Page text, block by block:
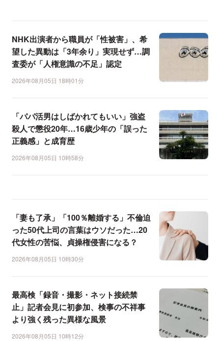
NHK出演者から職員が「性被害」、希
望した異動は「3年余り」実現せず…調
査委が「人権意識の不足」認定
2026年08月05日 18時01分
「パパ活男はしばかれてもいい」強盗
殺人で懲役20年…16歳少年の「誤った
正義感」と成育歴
2026年08月05日 10時58分
「妻も了承」「100％離婚する」不倫迫
った50代上司の言葉はウソだった…20
代女性の苦悩、貞操権侵害になる？
2026年08月05日 10時30分
最高検「録音・撮影・ネット接続禁
止」記者会見に初参加、検事の不祥事
より強く残った異様な風景
2026年08月05日 10時12分